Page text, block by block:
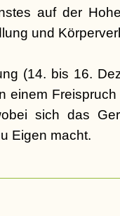
auf der
und
(14. bis 16.
einem
sich das
Eigen macht.